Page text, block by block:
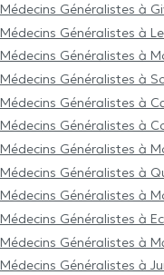
Médecins Généralistes à
Médecins Généralistes à
Médecins Généralistes à
Médecins Généralistes à
Médecins Généralistes à
Médecins Généralistes à
Médecins Généralistes à
Médecins Généralistes à
Médecins Généralistes à
Médecins Généralistes à
Médecins Généralistes à
Médecins Généralistes à